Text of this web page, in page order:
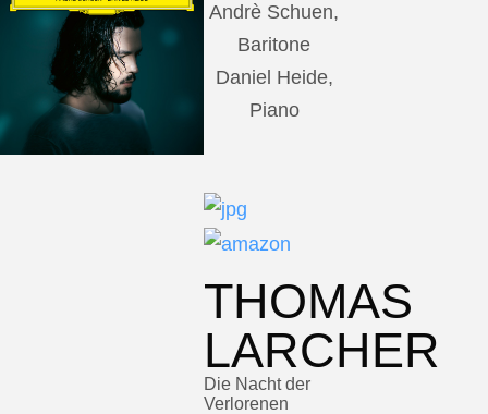
Andrè Schuen,
Baritone
Daniel Heide,
Piano
THOMAS
LARCHER
Die Nacht der
Verlorenen